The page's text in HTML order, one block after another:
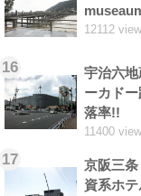
12112
16
宇治六
ーカド
落率!!
11400
17
京阪三
資系ホ